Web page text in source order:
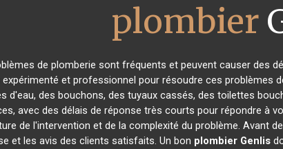
plombier
de plomberie sont fréquents et peuvent causer des
expérimenté et professionnel pour résoudre ces problèmes
d'eau, des bouchons, des tuyaux cassés, des toilettes
avec des délais de réponse très courts pour répondre à
de l'intervention et de la complexité du problème. Avant
et les avis des clients satisfaits. Un bon plombier Genlis